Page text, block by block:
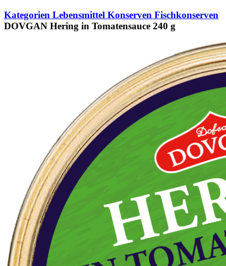
Kategorien Lebensmittel Konserven Fischkonserven
DOVGAN Hering in Tomatensauce 240 g